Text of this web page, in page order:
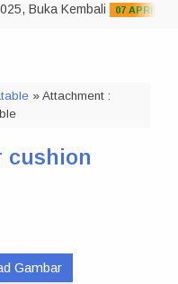
Buka Kembali 07 APRIL 2025
» Attachment :
cushion
Gambar